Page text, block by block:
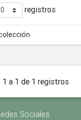
registros
a 1 de 1 registros
Sociales